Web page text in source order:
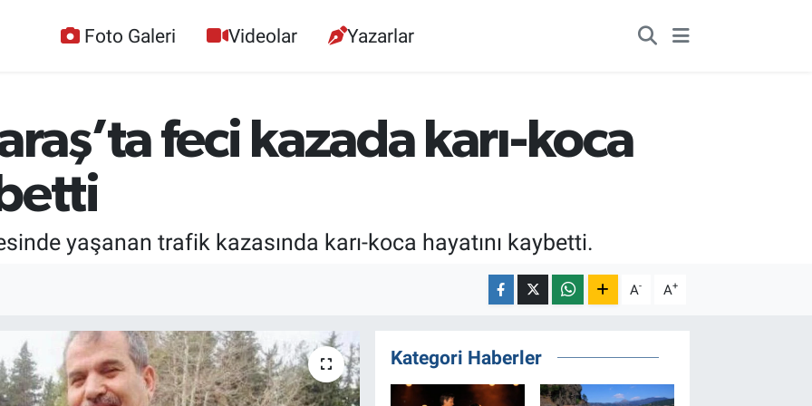
Foto Galeri Videolar Yazarlar
feci kazada karı-koca
yaşanan trafik kazasında karı-koca hayatını kaybetti.
A- A+
Kategori Haberler